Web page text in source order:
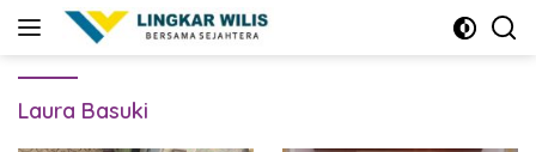
Laura Basuki